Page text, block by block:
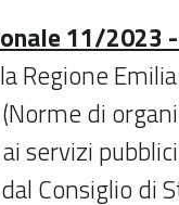
11/
Regione
di
servizi
Consiglio di